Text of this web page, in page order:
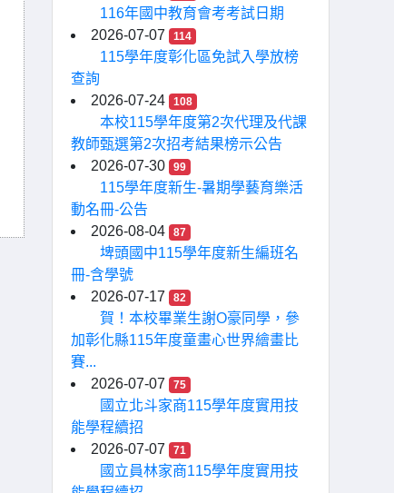
116年國中教育會考考試日期
2026-07-07
114
115學年度彰化區免試入學放榜
查詢
2026-07-24
108
本校115學年度第2次代理及代課
教師甄選第2次招考結果榜示公告
2026-07-30
99
115學年度新生-暑期學藝育樂活
動名冊-公告
2026-08-04
87
埤頭國中115學年度新生編班名
冊-含學號
2026-07-17
82
賀！本校畢業生謝O豪同學，參
加彰化縣115年度童畫心世界繪畫比
賽...
2026-07-07
75
國立北斗家商115學年度實用技
能學程續招
2026-07-07
71
國立員林家商115學年度實用技